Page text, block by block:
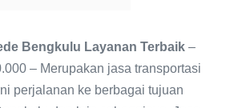
Bengkulu Layanan Terbaik –
– Merupakan jasa transportasi
perjalanan ke berbagai tujuan